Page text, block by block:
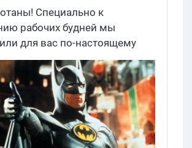
и другие плюшки
Специально к
рабочих будней мы
для вас по-настоящему
обновление групп в
Зуб даём — это вам